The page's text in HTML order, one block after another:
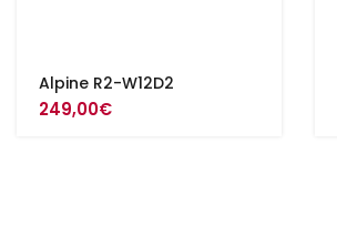
Alpine R2-W12D2
249,00€